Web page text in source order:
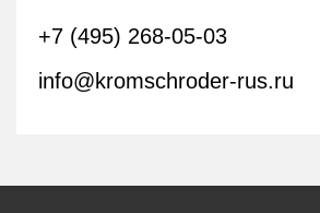
+7 (495) 268-05-03
info@kromschroder-rus.ru